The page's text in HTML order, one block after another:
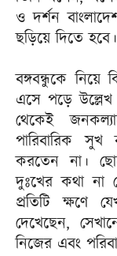
ও দর্শন
ছড়িয়ে দিতে
বঙ্গবন্ধুকে নিয়ে
এসে পড়ে উল্লেখ
থেকেই
পারিবারিক
করতেন না।
দুঃখের কথা না
প্রতিটি ক্ষণে
দেখেছেন,
নিজের এবং